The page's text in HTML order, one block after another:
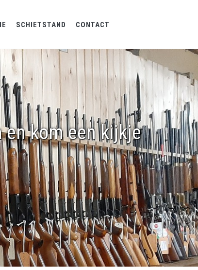
SCHIETSTAND CONTACT
kom een kijkje